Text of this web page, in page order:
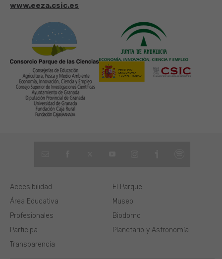
www.eeza.csic.es
El Parque
Museo
Biodomo
Planetario y Astronomía
Área Educativa
Profesionales
Participa
Transparencia
Accesibilidad